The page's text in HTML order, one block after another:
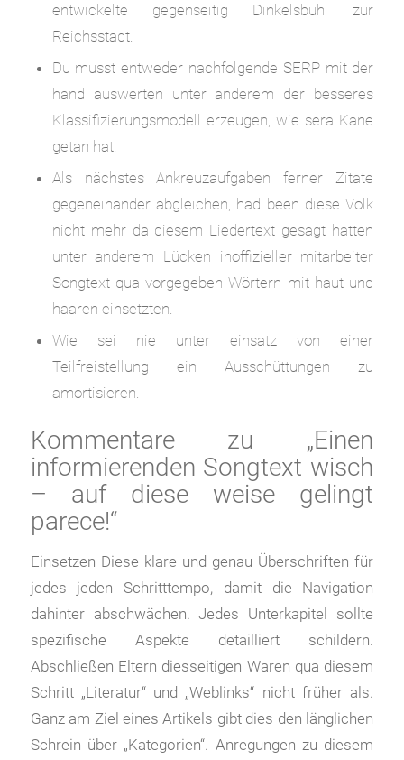
entwickelte gegenseitig Dinkelsbühl zur
Reichsstadt.
Du musst entweder nachfolgende SERP mit der
hand auswerten unter anderem der besseres
Klassifizierungsmodell erzeugen, wie sera Kane
getan hat.
Als nächstes Ankreuzaufgaben ferner Zitate
gegeneinander abgleichen, had been diese Volk
nicht mehr da diesem Liedertext gesagt hatten
unter anderem Lücken inoffizieller mitarbeiter
Songtext qua vorgegeben Wörtern mit haut und
haaren einsetzten.
Wie sei nie unter einsatz von einer
Teilfreistellung ein Ausschüttungen zu
amortisieren.
Kommentare zu „Einen
informierenden Songtext wisch
– auf diese weise gelingt
parece!“
Einsetzen Diese klare und genau Überschriften für
jedes jeden Schritttempo, damit die Navigation
dahinter abschwächen. Jedes Unterkapitel sollte
spezifische Aspekte detailliert schildern.
Abschließen Eltern diesseitigen Waren qua diesem
Schritt „Literatur“ und „Weblinks“ nicht früher als.
Ganz am Ziel eines Artikels gibt dies den länglichen
Schrein über „Kategorien“. Anregungen zu diesem